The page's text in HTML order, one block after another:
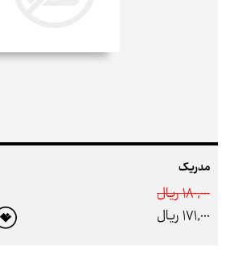
مدریک
180,000 ريال
171,000 ريال